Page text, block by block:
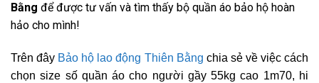
Bằng để được tư vấn và tìm thấy bộ quần áo bảo hộ hoàn
hảo cho mình!
Trên đây Bảo hộ lao động Thiên Bằng chia sẻ về việc cách
chọn size số quần áo cho người gầy 55kg cao 1m70, hi